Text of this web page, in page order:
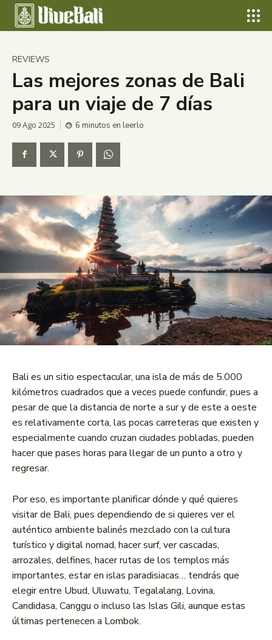
Search for something...
Escribe para buscar...
Naturaleza
Real Estate
Reviews
Viajes
REVIEWS
Las mejores zonas de Bali
para un viaje de 7 días
09 Ago 2025 6 minutos en leerlo
Bali es un sitio espectacular, una isla de más de 5.000
kilómetros cuadrados que a veces puede confundir, pues a
pesar de que la distancia de norte a sur y de este a oeste
es relativamente corta, las pocas carreteras que existen y
especialmente cuando cruzan ciudades pobladas, pueden
hacer que pases horas para llegar de un punto a otro y
regresar.
Por eso, es importante planificar dónde y qué quieres
visitar de Bali, pues dependiendo de si quieres ver el
auténtico ambiente balinés mezclado con la cultura
turístico y digital nomad, hacer surf, ver cascadas,
arrozales, delfines, hacer rutas de los templos más
importantes, estar en islas paradisiacas… tendrás que
elegir entre Ubud, Uluwatu, Tegalalang, Lovina,
Candidasa, Canggu o incluso las Islas Gili, aunque estas
últimas pertenecen a Lombok.